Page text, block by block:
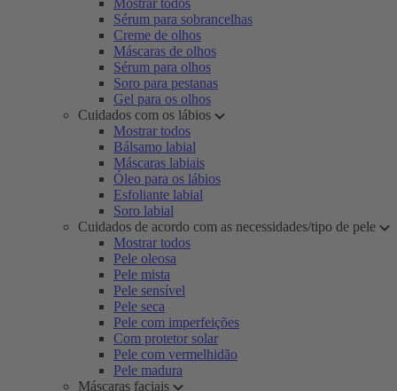
Mostrar todos
Sérum para sobrancelhas
Creme de olhos
Máscaras de olhos
Sérum para olhos
Soro para pestanas
Gel para os olhos
Cuidados com os lábios
Mostrar todos
Bálsamo labial
Máscaras labiais
Óleo para os lábios
Esfoliante labial
Soro labial
Cuidados de acordo com as necessidades/tipo de pele
Mostrar todos
Pele oleosa
Pele mista
Pele sensível
Pele seca
Pele com imperfeições
Com protetor solar
Pele com vermelhidão
Pele madura
Máscaras faciais